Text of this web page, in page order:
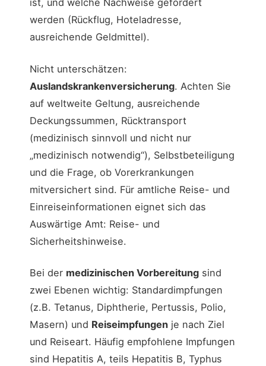
ist, und welche Nachweise gefordert
werden (Rückflug, Hoteladresse,
ausreichende Geldmittel).
Nicht unterschätzen:
Auslandskrankenversicherung. Achten Sie
auf weltweite Geltung, ausreichende
Deckungssummen, Rücktransport
(medizinisch sinnvoll und nicht nur
„medizinisch notwendig“), Selbstbeteiligung
und die Frage, ob Vorerkrankungen
mitversichert sind. Für amtliche Reise- und
Einreiseinformationen eignet sich das
Auswärtige Amt: Reise- und
Sicherheitshinweise.
Bei der medizinischen Vorbereitung sind
zwei Ebenen wichtig: Standardimpfungen
(z.B. Tetanus, Diphtherie, Pertussis, Polio,
Masern) und Reiseimpfungen je nach Ziel
und Reiseart. Häufig empfohlene Impfungen
sind Hepatitis A, teils Hepatitis B, Typhus